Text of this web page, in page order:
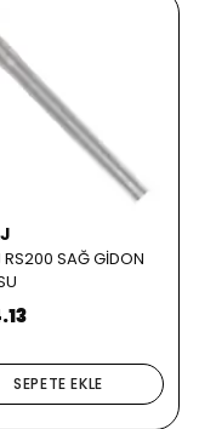
SAĞ GİDON
SEPETE EKLE